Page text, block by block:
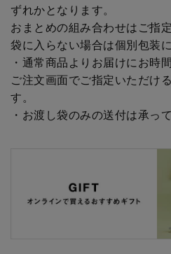
ずれかとなります。
おまとめの組み合わせはご指
袋に入らない場合は個別包装に
・通常商品よりお届けにお時
ご注文画面でご指定いただけ
す。
・お渡し袋のみの送付は承っ